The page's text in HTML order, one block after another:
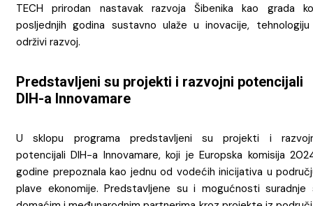
TECH prirodan nastavak razvoja Šibenika kao grada
posljednjih godina sustavno ulaže u inovacije,
održivi razvoj.
Predstavljeni su projekti i razvojni potencijali
DIH-a Innovamare
U sklopu programa predstavljeni su projekti i
potencijali DIH-a Innovamare, koji je Europska komisija
godine prepoznala kao jednu od vodećih inicijativa u
plave ekonomije. Predstavljene su i mogućnosti suradnje